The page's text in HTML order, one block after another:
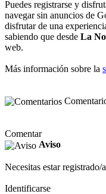
Puedes registrarse y
navegar sin anuncios de
disfrutar de una
sabiendo que desde La
web.
Más información sobre la
Comentar
Aviso
Necesitas estar
Identificarse